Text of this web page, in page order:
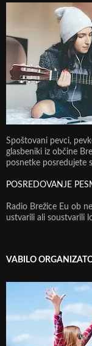
Spoštovani pevci,
glasbeniki iz občine
posnetke posredujete
POSREDOVANJE
Radio Brežice Eu ob
ustvarili ali soustvarili
VABILO